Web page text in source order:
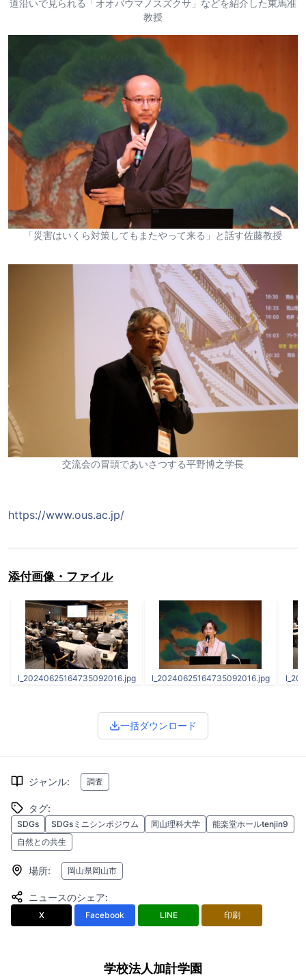
道沿いで見られる「オオバウマノスズクサ」などを紹介した東馬准
教授
「災害はいくら対策してもまたやって来る」と話す佐藤教授
交流会の冒頭であいさつする平野博之学長
https://www.ous.ac.jp/
添付画像・ファイル
l_20240625164735092016.jpg l_20240625164735092016.jpg
一括ダウンロード
ジャンル: 調査
タグ:
SDGs SDGsミニシンポジウム 岡山理科大学
能楽堂ホールtenjin9
自然との共生
場所: 岡山県岡山市
ニュースのシェア:
X Facebook LINE 印刷
学校法人加計学園